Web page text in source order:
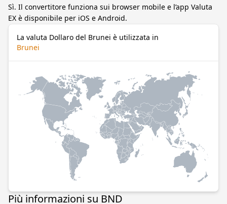
Sì. Il convertitore funziona sui browser mobile e l’app Valuta
EX è disponibile per iOS e Android.
La valuta Dollaro del Brunei è utilizzata in
Brunei
Più informazioni su BND